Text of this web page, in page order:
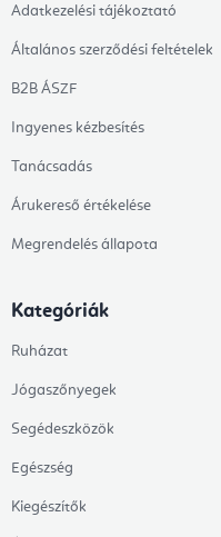
Adatkezelési tájékoztató
Általános szerződési feltételek
B2B ÁSZF
Ingyenes kézbesítés
Tanácsadás
Árukereső értékelése
Megrendelés állapota
Kategóriák
Ruházat
Jógaszőnyegek
Segédeszközök
Egészség
Kiegészítők